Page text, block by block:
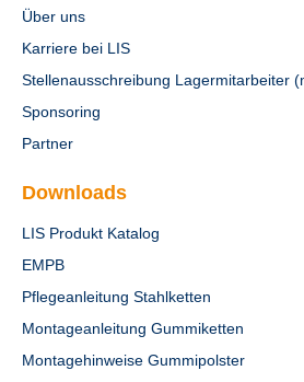
Über uns
Karriere bei LIS
Stellenausschreibung Lagermitarbeiter
Sponsoring
Partner
Downloads
LIS Produkt Katalog
EMPB
Pflegeanleitung Stahlketten
Montageanleitung Gummiketten
Montagehinweise Gummipolster